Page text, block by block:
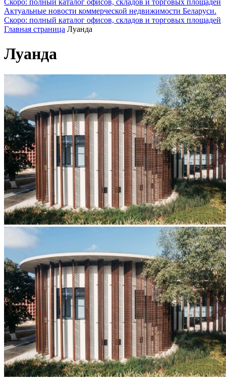
Актуальные новости коммерческой недвижимости Беларуси.
Скоро: полный каталог офисов, складов и торговых площадей
Главная страница Луанда
Луанда